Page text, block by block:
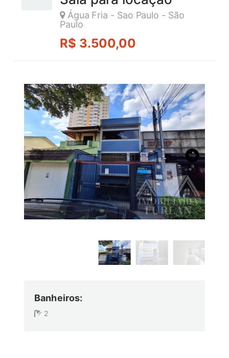
Água Fria - Sao Paulo - São
Paulo
R$ 3.500,00
Banheiros:
2